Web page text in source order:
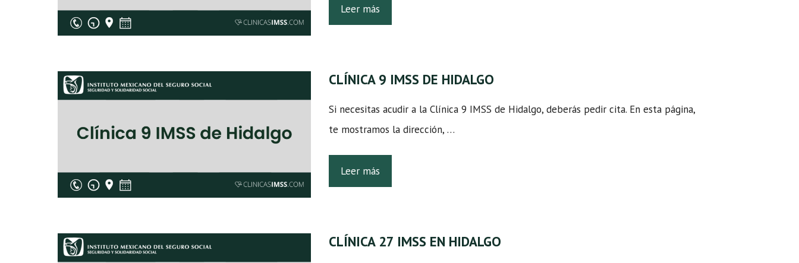
Leer más
CLÍNICA 9 IMSS DE HIDALGO
Si necesitas acudir a la Clínica 9 IMSS de Hidalgo, deberás pedir cita. En esta página,
te mostramos la dirección, …
Leer más
CLÍNICA 27 IMSS EN HIDALGO